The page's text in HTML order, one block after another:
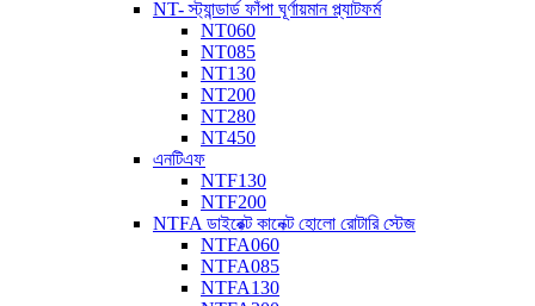
NT- স্ট্যান্ডার্ড ফাঁপা ঘূর্ণায়মান প্ল্যাটফর্ম
NT060
NT085
NT130
NT200
NT280
NT450
এনটিএফ
NTF130
NTF200
NTFA ডাইরেক্ট কানেক্ট হোলো রোটারি স্টেজ
NTFA060
NTFA085
NTFA130